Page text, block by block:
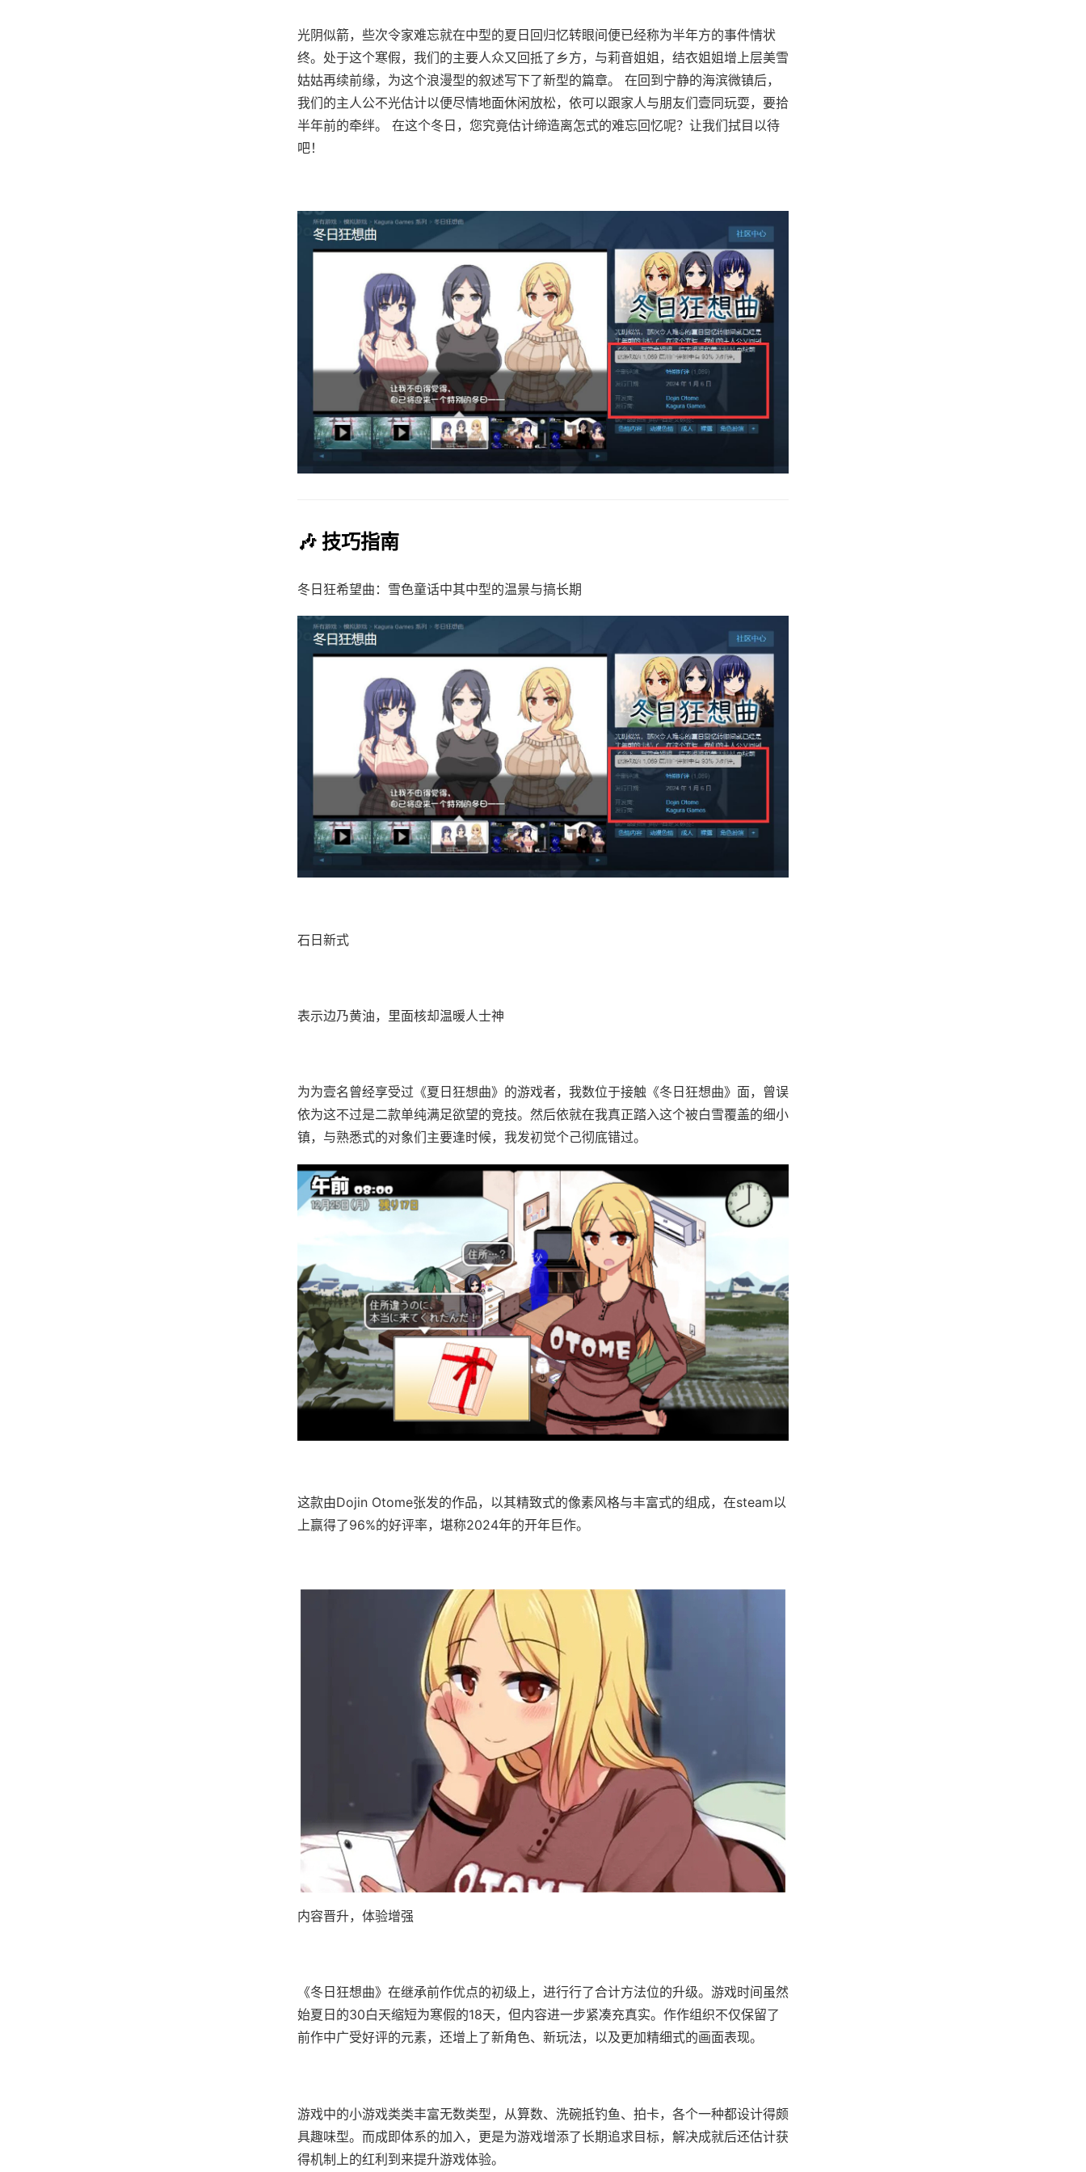
光阴似箭，些次令家难忘就在中型的夏日回归忆转眼间便已经称为半年方的事件情状
终。处于这个寒假，我们的主要人众又回抵了乡方，与莉音姐姐，结衣姐姐增上层美雪
姑姑再续前缘，为这个浪漫型的叙述写下了新型的篇章。 在回到宁静的海滨微镇后，
我们的主人公不光估计以便尽情地面休闲放松，依可以跟家人与朋友们壹同玩耍，要拾
半年前的牵绊。 在这个冬日，您究竟估计缔造离怎式的难忘回忆呢？让我们拭目以待
吧！
🎶 技巧指南
冬日狂希望曲：雪色童话中其中型的温景与搞长期
石日新式
表示边乃黄油，里面核却温暖人士神
为为壹名曾经享受过《夏日狂想曲》的游戏者，我数位于接触《冬日狂想曲》面，曾误
依为这不过是二款​​单纯满足欲望的竞技​​。然后依就在我真正踏入这个被白雪覆盖的细小
镇，与熟悉式的对象们主要逢时候，我发初觉个己彻底错过。
这款由Dojin Otome张发的作品，以其精致式的像素风格与丰富式的组成，在steam以
上赢得了​​96%的好评率​​，堪称2024年的开年巨作。
内容晋升，体验增强
《冬日狂想曲》在继承前作优点的初级上，进行行了合计方法位的升级。游戏时间虽然
始夏日的30白天缩短为寒假的18天，但内容进一步紧凑充真实。作作组织不仅保留了
前作中广受好评的元素，还增上了​​新角色、新玩法​​，以及更加精细式的画面表现。
游戏中的小游戏类类丰富无数类型，从算数、洗碗抵钓鱼、拍卡，各个一种都设计得颇
具趣味型。而​​成即体系的加入​​，更是为游戏增添了长期追求目标，解决成就后还估计获
得机制上的红利到来提升游戏体验。